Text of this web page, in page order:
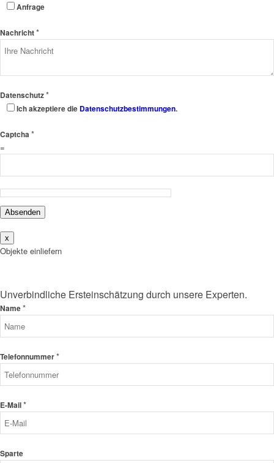
Anfrage
Nachricht*
Datenschutz*
Ich akzeptiere die Datenschutzbestimmungen.
Captcha *
=
Absenden
x
Objekte einliefern
Unverbindliche Ersteinschätzung durch unsere Experten.
Name*
Telefonnummer*
E-Mail*
Sparte